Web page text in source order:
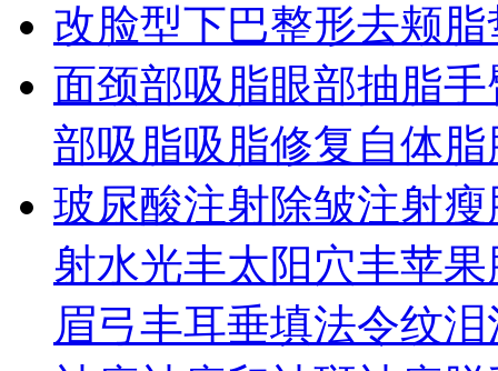
改脸型下巴整形去颊脂
面颈部吸脂眼部抽脂手
部吸脂吸脂修复 自体脂
玻尿酸注射除皱注射瘦
射水光丰太阳穴丰苹果
眉弓丰耳垂填法令纹泪